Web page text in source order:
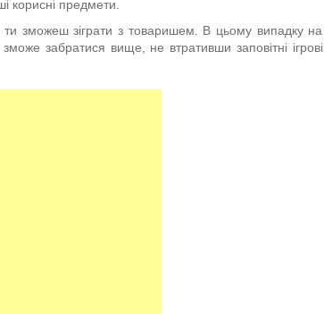
корисні предмети.
зможеш зіграти з товаришем. В цьому випадку на
забратися вище, не втративши заповітні ігрові